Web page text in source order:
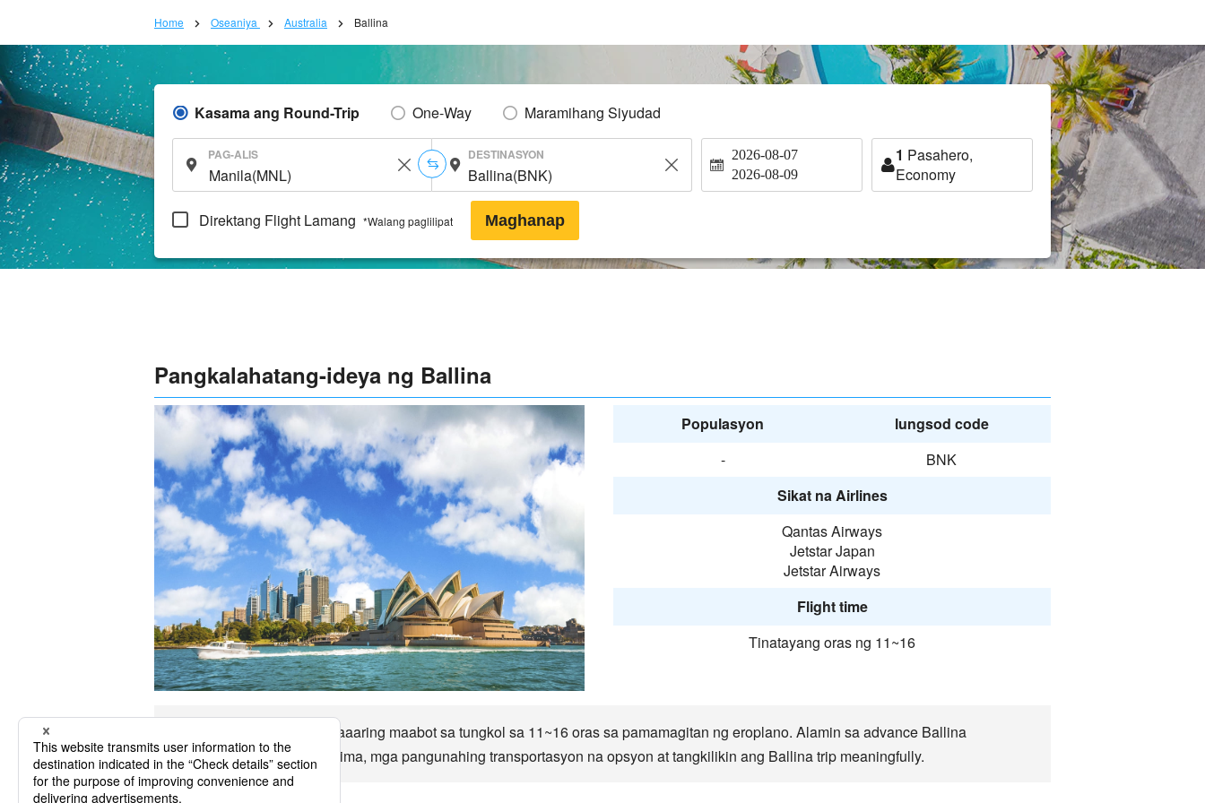
Home Oseaniya Australia Ballina
Kasama ang Round-Trip One-Way Maramihang Siyudad
PAG-ALIS DESTINASYON 2026-08-07
2026-08-09
1 Pasahero,
Economy
Direktang Flight Lamang *Walang paglilipat Maghanap
Pangkalahatang-ideya ng Ballina
Populasyon
lungsod code
-
BNK
Sikat na Airlines
Qantas Airways
Jetstar Japan
Jetstar Airways
Flight time
Tinatayang oras ng 11~16
Hanggang sa Ballina ay maaaring maabot sa tungkol sa 11~16 oras sa pamamagitan ng eroplano. Alamin sa advance Ballina
kasaysayan, ekonomiya, klima, mga pangunahing transportasyon na opsyon at tangkilikin ang Ballina trip meaningfully.